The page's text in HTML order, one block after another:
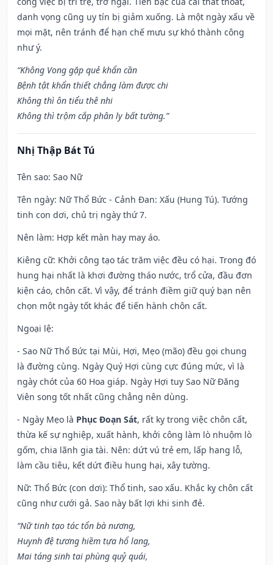
danh vọng cũng uy tín bị giảm xuống. Là một ngày xấu về
mọi mặt, nên tránh để hạn chế mưu sự khó thành công
như ý.
“Không Vong gặp quẻ khẩn cần
Bệnh tật khẩn thiết chẳng làm được chi
Không thì ôn tiểu thê nhi
Không thì trộm cắp phân ly bất tường.”
Nhị Thập Bát Tú
Tên sao: Sao Nữ
Tên ngày: Nữ Thổ Bức - Cảnh Đan: Xấu (Hung Tú). Tướng
tinh con dơi, chủ trị ngày thứ 7.
Nên làm: Hợp kết màn hay may áo.
Kiêng cữ: Khởi công tạo tác trăm việc đều có hại. Trong đó
hung hại nhất là khơi đường tháo nước, trổ cửa, đầu đơn
kiện cáo, chôn cất. Vì vậy, để tránh điềm giữ quý bạn nên
chọn một ngày tốt khác để tiến hành chôn cất.
Ngoại lệ:
- Sao Nữ Thổ Bức tại Mùi, Hợi, Mẹo (mão) đều gọi chung
là đường cùng. Ngày Quý Hợi cùng cực đúng mức, vì là
ngày chót của 60 Hoa giáp. Ngày Hợi tuy Sao Nữ Đăng
Viên song tốt nhất cũng chẳng nên dùng.
- Ngày Mẹo là Phục Đoạn Sát, rất kỵ trong việc chôn cất,
thừa kế sự nghiệp, xuất hành, khởi công làm lò nhuộm lò
gốm, chia lãnh gia tài. Nên: dứt vú trẻ em, lấp hang lỗ,
làm cầu tiêu, kết dứt điều hung hại, xây tường.
Nữ: Thổ Bức (con dơi): Thổ tinh, sao xấu. Khắc kỵ chôn cất
cũng như cưới gả. Sao này bất lợi khi sinh đẻ.
“Nữ tinh tạo tác tổn bà nương,
Huynh đệ tương hiềm tựa hổ lang,
Mai táng sinh tai phùng quỷ quái,